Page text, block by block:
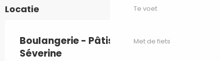
Te voet
Met de fiets
Locatie
Boulangerie - Pâtisserie Pailloux
Séverine